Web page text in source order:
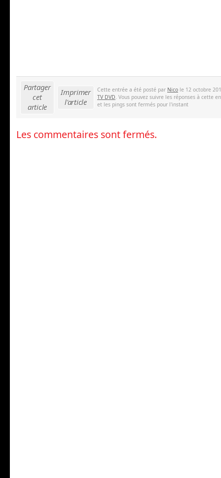
Partager
cet
article
Imprimer
l'article
Cette entrée a été posté par Nico le 12 octobre
TV DVD . Vous pouvez suivre les réponses à cette
et les pings sont fermés pour l'instant
Les commentaires sont fermés.